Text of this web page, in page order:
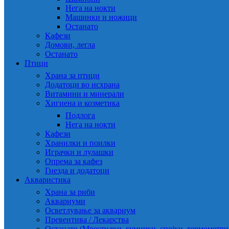
Нега на нокти
Машинки и ножици
Останато
Кафези
Домови, легла
Останато
Птици
Храна за птици
Додатоци во исхрана
Витамини и минерали
Хигиена и козметика
Подлога
Нега на нокти
Кафези
Хранилки и поилки
Играчки и лулашки
Опрема за кафез
Гнезда и додатоци
Акваристика
Храна за риби
Аквариуми
Осветлување за аквариум
Превентива / Лекарства